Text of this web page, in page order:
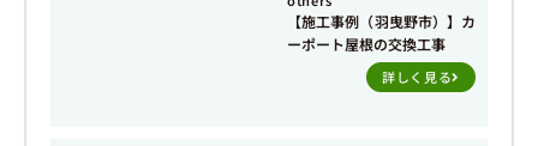
【施工事例（羽曳野市）】カ
ーポート屋根の交換工事
詳しく見る